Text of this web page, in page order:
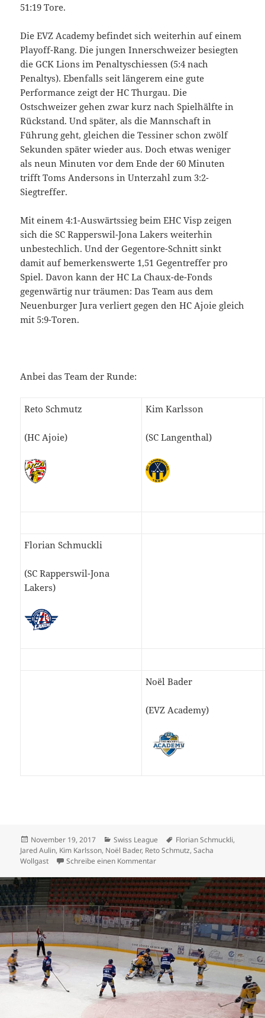
51:19 Tore.
Die EVZ Academy befindet sich weiterhin auf einem
Playoff-Rang. Die jungen Innerschweizer besiegten
die GCK Lions im Penaltyschiessen (5:4 nach
Penaltys). Ebenfalls seit längerem eine gute
Performance zeigt der HC Thurgau. Die
Ostschweizer gehen zwar kurz nach Spielhälfte in
Rückstand. Und später, als die Mannschaft in
Führung geht, gleichen die Tessiner schon zwölf
Sekunden später wieder aus. Doch etwas weniger
als neun Minuten vor dem Ende der 60 Minuten
trifft Toms Andersons in Unterzahl zum 3:2-
Siegtreffer.
Mit einem 4:1-Auswärtssieg beim EHC Visp zeigen
sich die SC Rapperswil-Jona Lakers weiterhin
unbestechlich. Und der Gegentore-Schnitt sinkt
damit auf bemerkenswerte 1,51 Gegentreffer pro
Spiel. Davon kann der HC La Chaux-de-Fonds
gegenwärtig nur träumen: Das Team aus dem
Neuenburger Jura verliert gegen den HC Ajoie gleich
mit 5:9-Toren.
Anbei das Team der Runde:
Reto Schmutz
(HC Ajoie)
Kim Karlsson
(SC Langenthal)
Florian Schmuckli
(SC Rapperswil-Jona
Lakers)
Noël Bader
(EVZ Academy)
Veröffentlicht
am
November 19, 2017 Kategorien
Swiss League Schlagwörter
Florian Schmuckli,
Jared Aulin, Kim Karlsson, Noël Bader, Reto Schmutz,Sacha
Wollgast
Schreibe einen Kommentarzu Torreiche Swiss-League: 44